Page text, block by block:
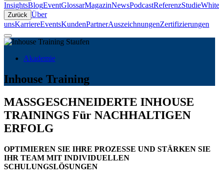
InsightsBlogEventGlossarMagazinNewsPodcastReferenzStudie
Zurück Über
unsKarriereEventsKundenPartnerAuszeichnungenZertifizierungen
Akademie
Inhouse Training
MASSGESCHNEIDERTE INHOUSE
TRAININGS Für NACHHALTIGEN
ERFOLG
OPTIMIEREN SIE IHRE PROZESSE UND STÄRKEN SIE
IHR TEAM MIT INDIVIDUELLEN
SCHULUNGSLÖSUNGEN